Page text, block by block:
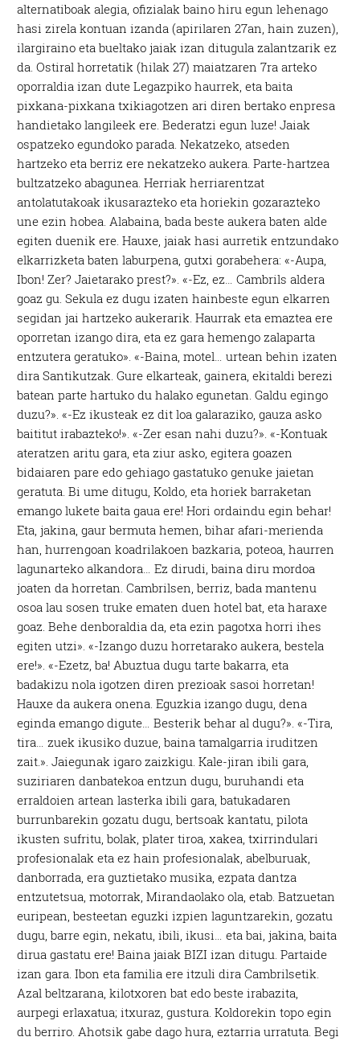
alternatiboak alegia, ofizialak baino hiru egun lehenago
hasi zirela kontuan izanda (apirilaren 27an, hain zuzen),
ilargiraino eta bueltako jaiak izan ditugula zalantzarik ez
da. Ostiral horretatik (hilak 27) maiatzaren 7ra arteko
oporraldia izan dute Legazpiko haurrek, eta baita
pixkana-pixkana txikiagotzen ari diren bertako enpresa
handietako langileek ere. Bederatzi egun luze! Jaiak
ospatzeko egundoko parada. Nekatzeko, atseden
hartzeko eta berriz ere nekatzeko aukera. Parte-hartzea
bultzatzeko abagunea. Herriak herriarentzat
antolatutakoak ikusarazteko eta horiekin gozarazteko
une ezin hobea. Alabaina, bada beste aukera baten alde
egiten duenik ere. Hauxe, jaiak hasi aurretik entzundako
elkarrizketa baten laburpena, gutxi gorabehera: «-Aupa,
Ibon! Zer? Jaietarako prest?». «-Ez, ez… Cambrils aldera
goaz gu. Sekula ez dugu izaten hainbeste egun elkarren
segidan jai hartzeko aukerarik. Haurrak eta emaztea ere
oporretan izango dira, eta ez gara hemengo zalaparta
entzutera geratuko». «-Baina, motel… urtean behin izaten
dira Santikutzak. Gure elkarteak, gainera, ekitaldi berezi
batean parte hartuko du halako egunetan. Galdu egingo
duzu?». «-Ez ikusteak ez dit loa galaraziko, gauza asko
baititut irabazteko!». «-Zer esan nahi duzu?». «-Kontuak
ateratzen aritu gara, eta ziur asko, egitera goazen
bidaiaren pare edo gehiago gastatuko genuke jaietan
geratuta. Bi ume ditugu, Koldo, eta horiek barraketan
emango lukete baita gaua ere! Hori ordaindu egin behar!
Eta, jakina, gaur bermuta hemen, bihar afari-merienda
han, hurrengoan koadrilakoen bazkaria, poteoa, haurren
lagunarteko alkandora… Ez dirudi, baina diru mordoa
joaten da horretan. Cambrilsen, berriz, bada mantenu
osoa lau sosen truke ematen duen hotel bat, eta haraxe
goaz. Behe denboraldia da, eta ezin pagotxa horri ihes
egiten utzi». «-Izango duzu horretarako aukera, bestela
ere!». «-Ezetz, ba! Abuztua dugu tarte bakarra, eta
badakizu nola igotzen diren prezioak sasoi horretan!
Hauxe da aukera onena. Eguzkia izango dugu, dena
eginda emango digute… Besterik behar al dugu?». «-Tira,
tira… zuek ikusiko duzue, baina tamalgarria iruditzen
zait.». Jaiegunak igaro zaizkigu. Kale-jiran ibili gara,
suziriaren danbatekoa entzun dugu, buruhandi eta
erraldoien artean lasterka ibili gara, batukadaren
burrunbarekin gozatu dugu, bertsoak kantatu, pilota
ikusten sufritu, bolak, plater tiroa, xakea, txirrindulari
profesionalak eta ez hain profesionalak, abelburuak,
danborrada, era guztietako musika, ezpata dantza
entzutetsua, motorrak, Mirandaolako ola, etab. Batzuetan
euripean, besteetan eguzki izpien laguntzarekin, gozatu
dugu, barre egin, nekatu, ibili, ikusi… eta bai, jakina, baita
dirua gastatu ere! Baina jaiak BIZI izan ditugu. Partaide
izan gara. Ibon eta familia ere itzuli dira Cambrilsetik.
Azal beltzarana, kilotxoren bat edo beste irabazita,
aurpegi erlaxatua; itxuraz, gustura. Koldorekin topo egin
du berriro. Ahotsik gabe dago hura, eztarria urratuta. Begi